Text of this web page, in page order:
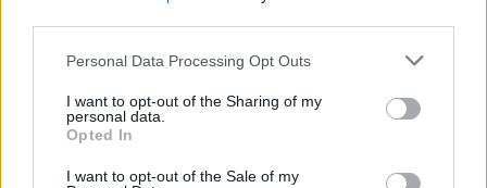
Please note that this website/app uses one or more Google
not limited to your visit or usage behaviour. You may click to
grant or deny consent to Google and its third-party tags to
use your data for below specified purposes in below Google
consent section.
Personal Data Processing Opt Outs
I want to opt-out of the Sharing of my
personal data.
Opted In
I want to opt-out of the Sale of my
Újragondolják Lipótváros rejtett, zöld parkját
Indulhat a Honvéd tér megújításának tervezése, ahol a
középpontba.